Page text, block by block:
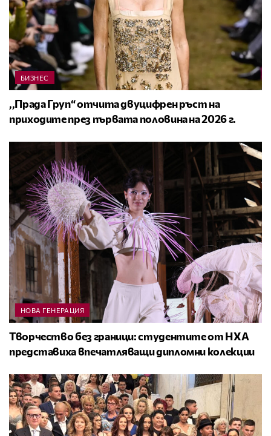
БИЗНЕС
,,Прада Груп“ отчита двуцифрен ръст на
приходите през първата половина на 2026 г.
НОВА ГЕНЕРАЦИЯ
Творчество без граници: студентите от НХА
представиха впечатляващи дипломни колекции